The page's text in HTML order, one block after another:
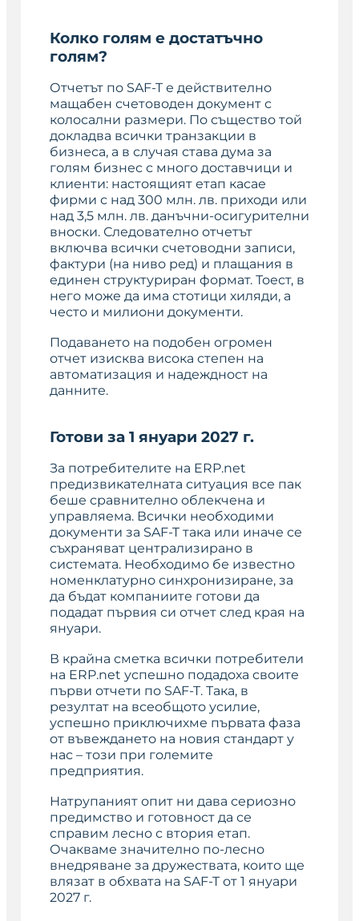
Колко голям е достатъчно
голям?
Отчетът по SAF-T е действително
мащабен счетоводен документ с
колосални размери. По същество той
докладва всички транзакции в
бизнеса, а в случая става дума за
голям бизнес с много доставчици и
клиенти: настоящият етап касае
фирми с над 300 млн. лв. приходи или
над 3,5 млн. лв. данъчни-осигурителни
вноски. Следователно отчетът
включва всички счетоводни записи,
фактури (на ниво ред) и плащания в
единен структуриран формат. Тоест, в
него може да има стотици хиляди, а
често и милиони документи.
Подаването на подобен огромен
отчет изисква висока степен на
автоматизация и надеждност на
данните.
Готови за 1 януари 2027 г.
За потребителите на ERP.net
предизвикателната ситуация все пак
беше сравнително облекчена и
управляема. Всички необходими
документи за SAF-T така или иначе се
съхраняват централизирано в
системата. Необходимо бе известно
номенклатурно синхронизиране, за
да бъдат компаниите готови да
подадат първия си отчет след края на
януари.
В крайна сметка всички потребители
на ERP.net успешно подадоха своите
първи отчети по SAF-T. Така, в
резултат на всеобщото усилие,
успешно приключихме първата фаза
от въвеждането на новия стандарт у
нас – този при големите
предприятия.
Натрупаният опит ни дава сериозно
предимство и готовност да се
справим лесно с втория етап.
Очакваме значително по-лесно
внедряване за дружествата, които ще
влязат в обхвата на SAF-T от 1 януари
2027 г.